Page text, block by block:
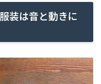
装は音と動きに